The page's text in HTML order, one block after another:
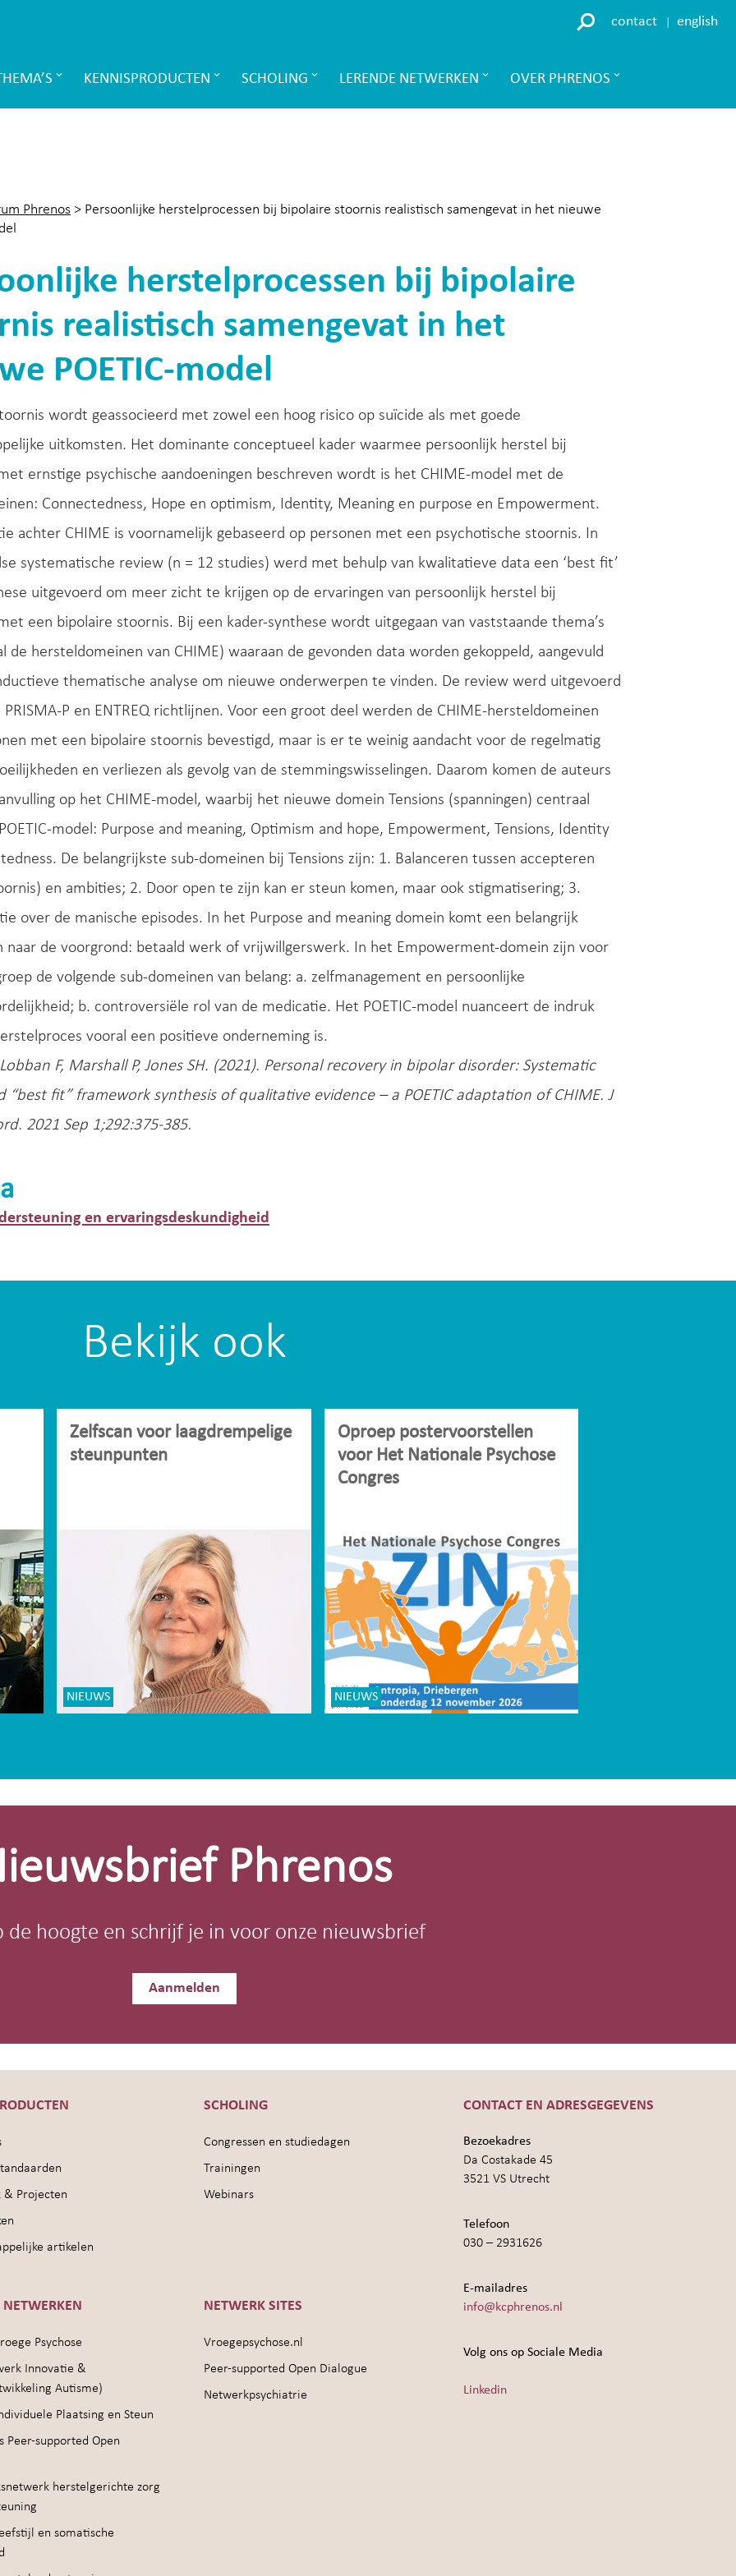
contact english
KENNISPRODUCTEN SCHOLING LERENDE NETWERKEN OVER PHRENOS
Phrenos > Persoonlijke herstelprocessen bij bipolaire stoornis realistisch samengevat in het nieuwe
herstelprocessen bij bipolaire
realistisch samengevat in het
POETIC-model
wordt geassocieerd met zowel een hoog risico op suïcide als met goede
uitkomsten. Het dominante conceptueel kader waarmee persoonlijk herstel bij
ernstige psychische aandoeningen beschreven wordt is het CHIME-model met de
Connectedness, Hope en optimism, Identity, Meaning en purpose en Empowerment.
achter CHIME is voornamelijk gebaseerd op personen met een psychotische stoornis. In
systematische review (n = 12 studies) werd met behulp van kwalitatieve data een ‘best fit’
uitgevoerd om meer zicht te krijgen op de ervaringen van persoonlijk herstel bij
een bipolaire stoornis. Bij een kader-synthese wordt uitgegaan van vaststaande thema’s
de hersteldomeinen van CHIME) waaraan de gevonden data worden gekoppeld, aangevuld
thematische analyse om nieuwe onderwerpen te vinden. De review werd uitgevoerd
PRISMA-P en ENTREQ richtlijnen. Voor een groot deel werden de CHIME-hersteldomeinen
met een bipolaire stoornis bevestigd, maar is er te weinig aandacht voor de regelmatig
en verliezen als gevolg van de stemmingswisselingen. Daarom komen de auteurs
op het CHIME-model, waarbij het nieuwe domein Tensions (spanningen) centraal
model: Purpose and meaning, Optimism and hope, Empowerment, Tensions, Identity
De belangrijkste sub-domeinen bij Tensions zijn: 1. Balanceren tussen accepteren
en ambities; 2. Door open te zijn kan er steun komen, maar ook stigmatisering; 3.
over de manische episodes. In het Purpose and meaning domein komt een belangrijk
naar de voorgrond: betaald werk of vrijwillgerswerk. In het Empowerment-domein zijn voor
de volgende sub-domeinen van belang: a. zelfmanagement en persoonlijke
b. controversiële rol van de medicatie. Het POETIC-model nuanceert de indruk
vooral een positieve onderneming is.
F, Marshall P, Jones SH. (2021). Personal recovery in bipolar disorder: Systematic
“best fit” framework synthesis of qualitative evidence – a POETIC adaptation of CHIME. J
2021 Sep 1;292:375-385.
en ervaringsdeskundigheid
Bekijk ook
Zelfscan voor laagdrempelige
steunpunten
NIEUWS
Oproep postervoorstellen
voor Het Nationale Psychose
Congres
NIEUWS
Phrenos
de hoogte en schrijf je in voor onze nieuwsbrief
Aanmelden
& Projecten
artikelen
SCHOLING
Congressen en studiedagen
Trainingen
Webinars
NETWERKEN
Psychose
Innovatie &
Autisme)
Plaatsing en Steun
Peer-supported Open
herstelgerichte zorg
en somatische
NETWERK SITES
Vroegepsychose.nl
Peer-supported Open Dialogue
Netwerkpsychiatrie
CONTACT EN ADRESGEGEVENS
Bezoekadres
Da Costakade 45
3521 VS Utrecht
Telefoon
030 – 2931626
E-mailadres
info@kcphrenos.nl
Volg ons op Sociale Media
Linkedin